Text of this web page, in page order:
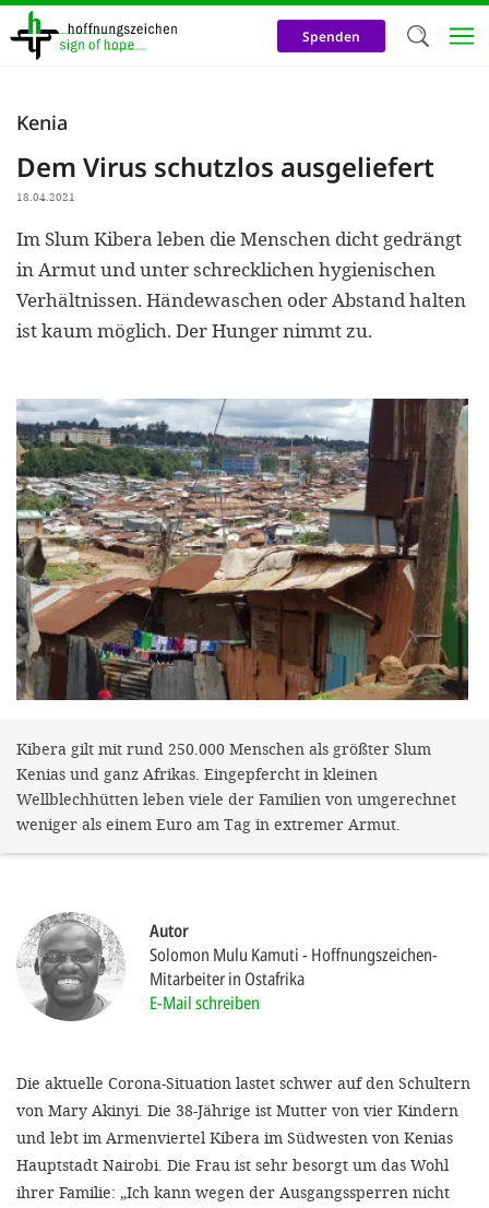
Direkt
zum
Inhalt
Spenden
Kenia
Dem Virus schutzlos ausgeliefert
18.04.2021
Im Slum Kibera leben die Menschen dicht gedrängt
in Armut und unter schrecklichen hygienischen
Verhältnissen. Händewaschen oder Abstand halten
ist kaum möglich. Der Hunger nimmt zu.
Kibera gilt mit rund 250.000 Menschen als größter Slum
Kenias und ganz Afrikas. Eingepfercht in kleinen
Wellblechhütten leben viele der Familien von umgerechnet
weniger als einem Euro am Tag in extremer Armut.
Autor
Solomon Mulu Kamuti Hoffnungszeichen-
Mitarbeiter in Ostafrika
E-Mail schreiben
Die aktuelle Corona-Situation lastet schwer auf den Schultern
von Mary Akinyi. Die 38-Jährige ist Mutter von vier Kindern
und lebt im Armenviertel Kibera im Südwesten von Kenias
Hauptstadt Nairobi. Die Frau ist sehr besorgt um das Wohl
ihrer Familie: „Ich kann wegen der Ausgangssperren nicht
Wir
nutzen
helfen
Online-
und
unsere
den
ALLEN